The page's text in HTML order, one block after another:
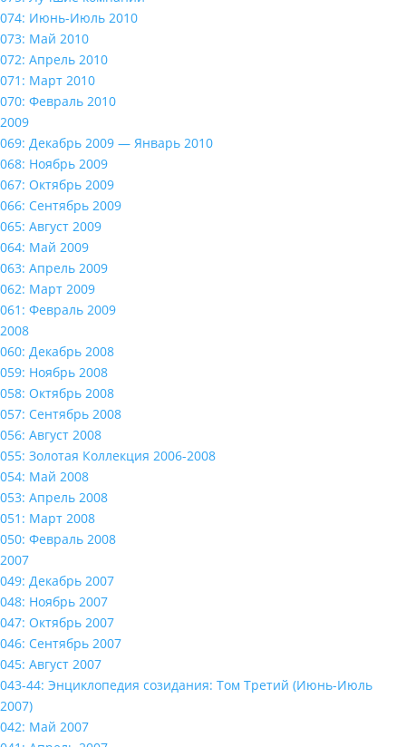
074: Июнь-Июль 2010
073: Май 2010
072: Апрель 2010
071: Март 2010
070: Февраль 2010
2009
069: Декабрь 2009 — Январь 2010
068: Ноябрь 2009
067: Октябрь 2009
066: Сентябрь 2009
065: Август 2009
064: Май 2009
063: Апрель 2009
062: Март 2009
061: Февраль 2009
2008
060: Декабрь 2008
059: Ноябрь 2008
058: Октябрь 2008
057: Сентябрь 2008
056: Август 2008
055: Золотая Коллекция 2006-2008
054: Май 2008
053: Апрель 2008
051: Март 2008
050: Февраль 2008
2007
049: Декабрь 2007
048: Ноябрь 2007
047: Октябрь 2007
046: Сентябрь 2007
045: Август 2007
043-44: Энциклопедия созидания: Том Третий (Июнь-Июль
2007)
042: Май 2007